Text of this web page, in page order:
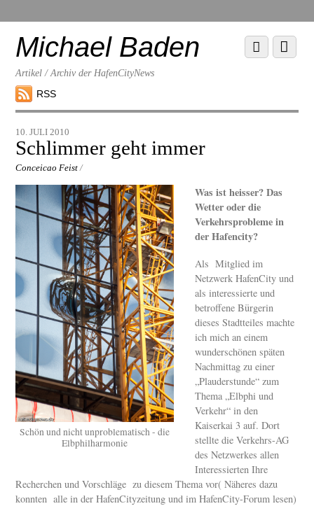
down
contentMichael Baden
Artikel / Archiv der HafenCityNews
RSS
Menu
Scroll
down
10. JULI 2010
Schlimmer geht immer
Conceicao Feist /
Schön und nicht unproblematisch - die
Elbphilharmonie
Was ist heisser? Das
Wetter oder die
Verkehrsprobleme in
der Hafencity?
Als Mitglied im
Netzwerk HafenCity und
als interessierte und
betroffene Bürgerin
dieses Stadtteiles machte
ich mich an einem
wunderschönen späten
Nachmittag zu einer
„Plauderstunde“ zum
Thema „Elbphi und
Verkehr“ in den
Kaiserkai 3 auf. Dort
stellte die Verkehrs-AG
des Netzwerkes allen
Interessierten Ihre
Recherchen und Vorschläge zu diesem Thema vor( Näheres dazu
konnten alle in der HafenCityzeitung und im HafenCity-Forum lesen)